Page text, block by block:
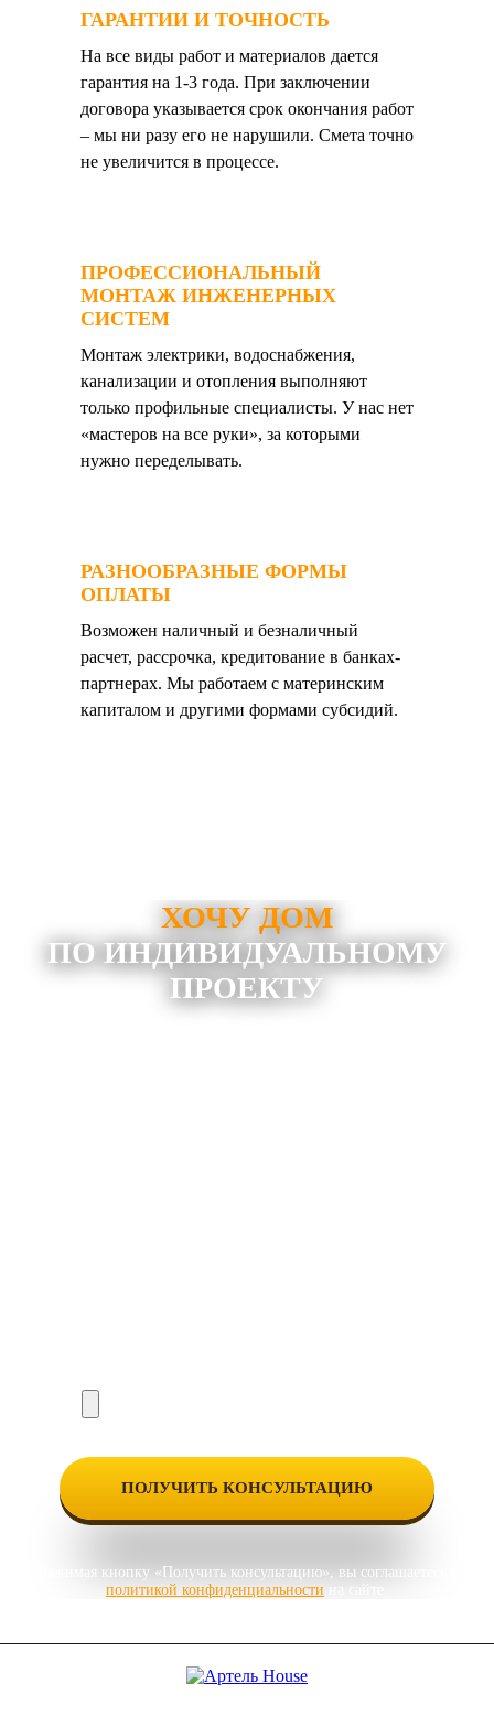
ГАРАНТИИ И ТОЧНОСТЬ
На все виды работ и материалов дается
гарантия на 1-3 года. При заключении
договора указывается срок окончания работ
– мы ни разу его не нарушили. Смета точно
не увеличится в процессе.
ПРОФЕССИОНАЛЬНЫЙ
МОНТАЖ ИНЖЕНЕРНЫХ
СИСТЕМ
Монтаж электрики, водоснабжения,
канализации и отопления выполняют
только профильные специалисты. У нас нет
«мастеров на все руки», за которыми
нужно переделывать.
РАЗНООБРАЗНЫЕ ФОРМЫ
ОПЛАТЫ
Возможен наличный и безналичный
расчет, рассрочка, кредитование в банках-
партнерах. Мы работаем с материнским
капиталом и другими формами субсидий.
ХОЧУ ДОМ
ПО ИНДИВИДУАЛЬНОМУ
ПРОЕКТУ
Нажимая кнопку «Получить консультацию», вы соглашаетесь с
политикой конфиденциальности